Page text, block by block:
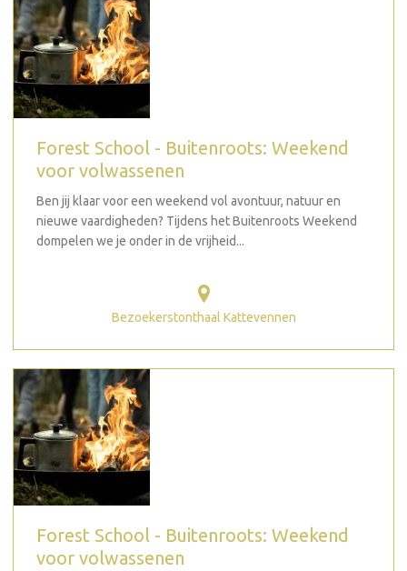
Forest School - Buitenroots: Weekend
voor volwassenen
Ben jij klaar voor een weekend vol avontuur, natuur en
nieuwe vaardigheden? Tijdens het Buitenroots Weekend
dompelen we je onder in de vrijheid...
Bezoekerstonthaal Kattevennen
Forest School - Buitenroots: Weekend
voor volwassenen